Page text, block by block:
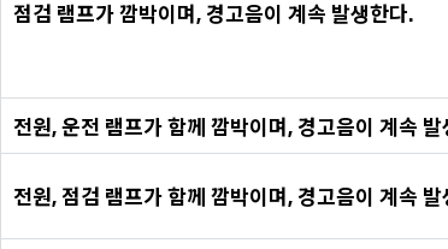
점검 램프가 깜박이며, 경고음이 계속 발생한다.
전원, 운전 램프가 함께 깜박이며, 경고음이 계속 발
전원, 점검 램프가 함께 깜박이며, 경고음이 계속 발